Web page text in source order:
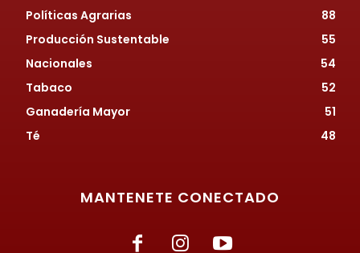
Políticas Agrarias
88
Producción Sustentable
55
Nacionales
54
Tabaco
52
Ganadería Mayor
51
Té
48
MANTENETE CONECTADO